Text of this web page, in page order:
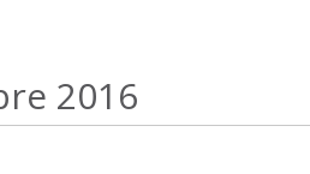
2016